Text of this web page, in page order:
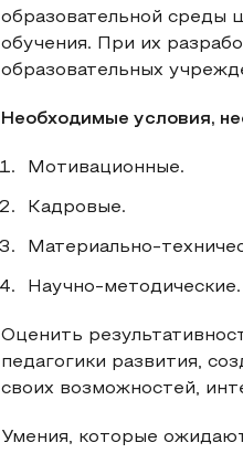
образовательной среды
обучения. При их
образовательных
Необходимые условия,
Мотивационные.
Кадровые.
Материально-
Научно-методические.
Оценить
педагогики развития,
своих возможностей,
Умения, которые